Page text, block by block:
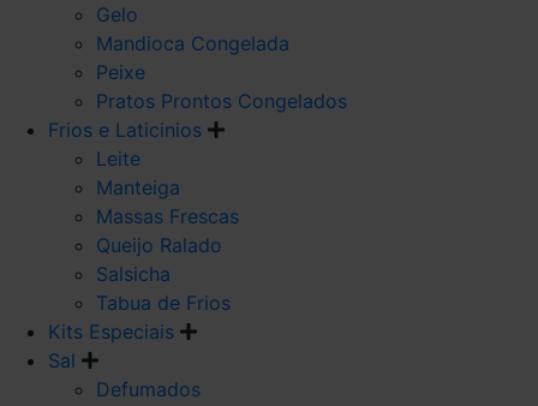
Gelo
Mandioca Congelada
Peixe
Pratos Prontos Congelados
Frios e Laticinios
Leite
Manteiga
Massas Frescas
Queijo Ralado
Salsicha
Tabua de Frios
Kits Especiais
Sal
Defumados